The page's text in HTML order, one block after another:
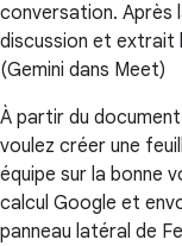
conversation. Après
discussion et extrait
(Gemini dans Meet)
À partir du
voulez créer une
équipe sur la bonne
calcul Google et
panneau latéral de